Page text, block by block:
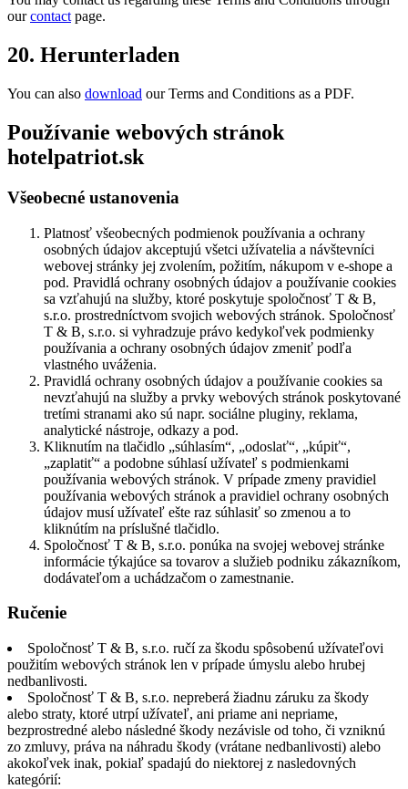
ourcontact page.
20. Herunterladen
You can also download our Terms and Conditions as a PDF.
Používanie webových stránok
hotelpatriot.sk
Všeobecné ustanovenia
Platnosť všeobecných podmienok používania a ochrany
osobných údajov akceptujú všetci užívatelia a návštevníci
webovej stránky jej zvolením, požitím, nákupom v e-shope a
pod. Pravidlá ochrany osobných údajov a používanie cookies
sa vzťahujú na služby, ktoré poskytuje spoločnosť T & B,
s.r.o. prostredníctvom svojich webových stránok. Spoločnosť
T & B, s.r.o. si vyhradzuje právo kedykoľvek podmienky
používania a ochrany osobných údajov zmeniť podľa
vlastného uváženia.
Pravidlá ochrany osobných údajov a používanie cookies sa
nevzťahujú na služby a prvky webových stránok poskytované
tretími stranami ako sú napr. sociálne pluginy, reklama,
analytické nástroje, odkazy a pod.
Kliknutím na tlačidlo „súhlasím“, „odoslať“, „kúpiť“,
„zaplatiť“ a podobne súhlasí užívateľ s podmienkami
používania webových stránok. V prípade zmeny pravidiel
používania webových stránok a pravidiel ochrany osobných
údajov musí užívateľ ešte raz súhlasiť so zmenou a to
kliknútím na príslušné tlačidlo.
Spoločnosť T & B, s.r.o. ponúka na svojej webovej stránke
informácie týkajúce sa tovarov a služieb podniku zákazníkom,
dodávateľom a uchádzačom o zamestnanie.
Ručenie
Spoločnosť T & B, s.r.o. ručí za škodu spôsobenú užívateľovi
použitím webových stránok len v prípade úmyslu alebo hrubej
nedbanlivosti.
Spoločnosť T & B, s.r.o. nepreberá žiadnu záruku za škody
alebo straty, ktoré utrpí užívateľ, ani priame ani nepriame,
bezprostredné alebo následné škody nezávisle od toho, či vzniknú
zo zmluvy, práva na náhradu škody (vrátane nedbanlivosti) alebo
akokoľvek inak, pokiaľ spadajú do niektorej z nasledovných
kategórií: